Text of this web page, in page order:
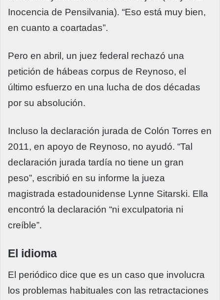
Inocencia de Pensilvania). “Eso está muy bien,
en cuanto a coartadas”.
Pero en abril, un juez federal rechazó una
petición de hábeas corpus de Reynoso, el
último esfuerzo en una lucha de dos décadas
por su absolución.
Incluso la declaración jurada de Colón Torres en
2011, en apoyo de Reynoso, no ayudó. “Tal
declaración jurada tardía no tiene un gran
peso”, escribió en su informe la jueza
magistrada estadounidense Lynne Sitarski. Ella
encontró la declaración “ni exculpatoria ni
creíble”.
El idioma
El periódico dice que es un caso que involucra
los problemas habituales con las retractaciones